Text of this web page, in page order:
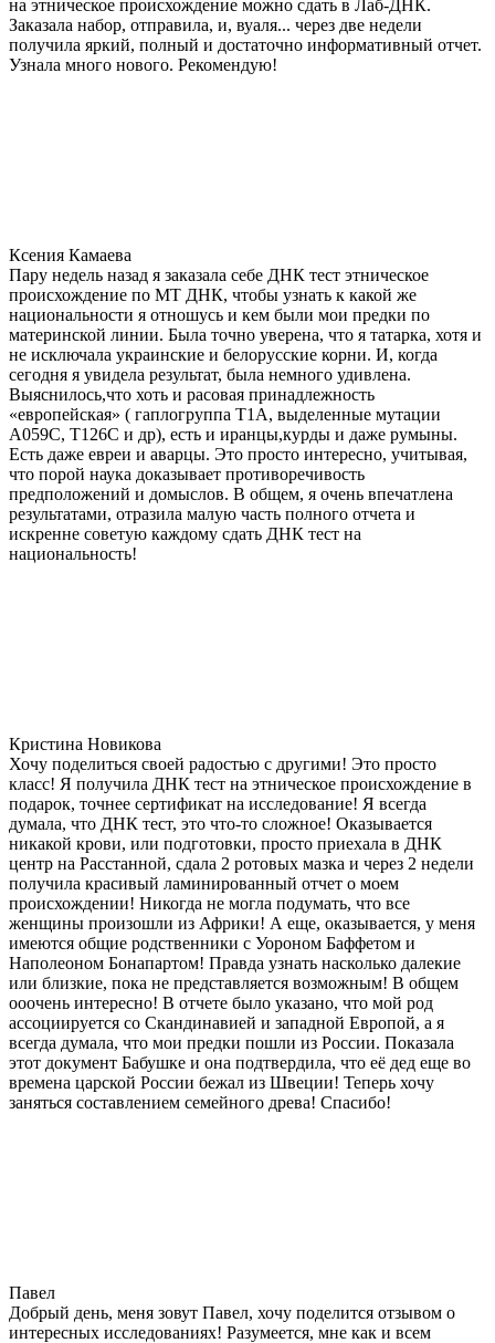
на этническое происхождение можно сдать в Лаб-ДНК.
Заказала набор, отправила, и, вуаля... через две недели
получила яркий, полный и достаточно информативный отчет.
Узнала много нового. Рекомендую!
Ксения Камаева
Пару недель назад я заказала себе ДНК тест этническое
происхождение по МТ ДНК, чтобы узнать к какой же
национальности я отношусь и кем были мои предки по
материнской линии. Была точно уверена, что я татарка, хотя и
не исключала украинские и белорусские корни. И, когда
сегодня я увидела результат, была немного удивлена.
Выяснилось,что хоть и расовая принадлежность
«европейская» ( гаплогруппа T1A, выделенные мутации
A059C, T126C и др), есть и иранцы,курды и даже румыны.
Есть даже евреи и аварцы. Это просто интересно, учитывая,
что порой наука доказывает противоречивость
предположений и домыслов. В общем, я очень впечатлена
результатами, отразила малую часть полного отчета и
искренне советую каждому сдать ДНК тест на
национальность!
Кристина Новикова
Хочу поделиться своей радостью с другими! Это просто
класс! Я получила ДНК тест на этническое происхождение в
подарок, точнее сертификат на исследование! Я всегда
думала, что ДНК тест, это что-то сложное! Оказывается
никакой крови, или подготовки, просто приехала в ДНК
центр на Расстанной, сдала 2 ротовых мазка и через 2 недели
получила красивый ламинированный отчет о моем
происхождении! Никогда не могла подумать, что все
женщины произошли из Африки! А еще, оказывается, у меня
имеются общие родственники с Уороном Баффетом и
Наполеоном Бонапартом! Правда узнать насколько далекие
или близкие, пока не представляется возможным! В общем
ооочень интересно! В отчете было указано, что мой род
ассоциируется со Скандинавией и западной Европой, а я
всегда думала, что мои предки пошли из России. Показала
этот документ Бабушке и она подтвердила, что её дед еще во
времена царской России бежал из Швеции! Теперь хочу
заняться составлением семейного древа! Спасибо!
Павел
Добрый день, меня зовут Павел, хочу поделится отзывом о
интересных исследованиях! Разумеется, мне как и всем